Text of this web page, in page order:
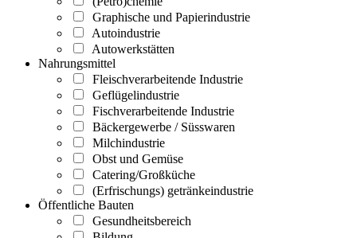
Graphische und Papierindustrie
Autoindustrie
Autowerkstätten
Nahrungsmittel
Fleischverarbeitende Industrie
Geflügelindustrie
Fischverarbeitende Industrie
Bäckergewerbe / Süsswaren
Milchindustrie
Obst und Gemüse
Catering/Großküche
(Erfrischungs) getränkeindustrie
Öffentliche Bauten
Gesundheitsbereich